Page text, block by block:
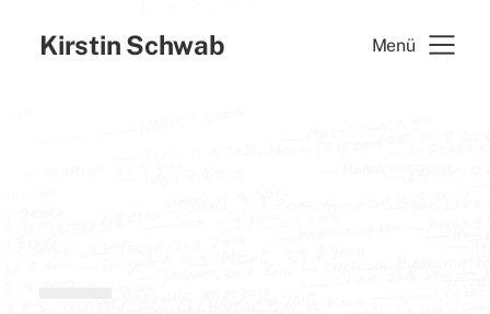
Kirstin Schwab Menü